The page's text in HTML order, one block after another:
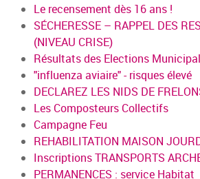
Le recensement dès 16 ans !
SÉCHERESSE – RAPPEL DES
(NIVEAU CRISE)
Résultats des Elections
"influenza aviaire" - risques élevé
DECLAREZ LES NIDS DE
Les Composteurs Collectifs
Campagne Feu
REHABILITATION MAISON
Inscriptions TRANSPORTS
PERMANENCES : service Habitat